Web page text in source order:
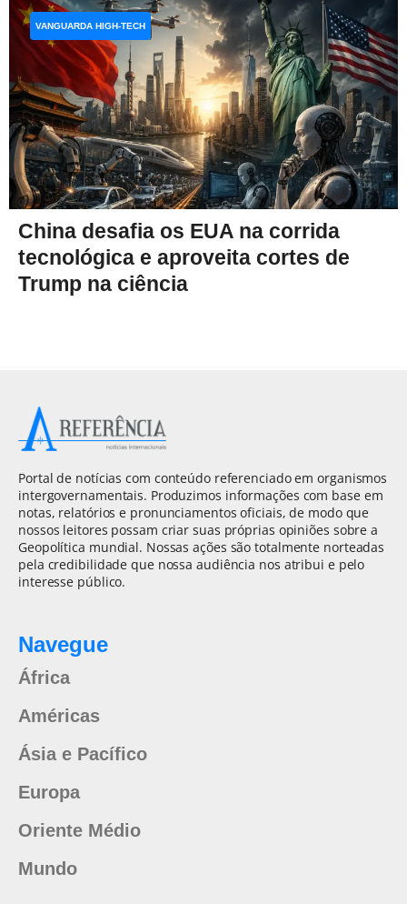
China desafia os EUA na corrida
tecnológica e aproveita cortes de
Trump na ciência
VANGUARDA HIGH-TECH
Portal de notícias com conteúdo referenciado em organismos
intergovernamentais. Produzimos informações com base em
notas, relatórios e pronunciamentos oficiais, de modo que
nossos leitores possam criar suas próprias opiniões sobre a
Geopolítica mundial. Nossas ações são totalmente norteadas
pela credibilidade que nossa audiência nos atribui e pelo
interesse público.
Navegue
África
Américas
Ásia e Pacífico
Europa
Oriente Médio
Mundo